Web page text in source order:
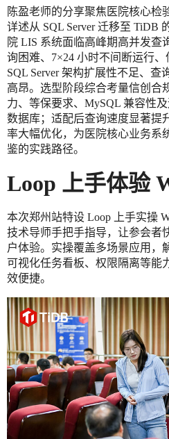
陈盈老师的分享聚焦医院核心检
详述从 SQL Server 迁移至 TiDB
院 LIS 系统面临高峰期高并发查
询困难、7×24 小时不间断运行
SQL Server 架构扩展性不足、
高昂。选型阶段综合考量信创合
力、等保要求、MySQL 兼容性
数据库；适配后查询速度显著提
率大幅优化，为医院核心业务系
鉴的实践路径。
Loop 上手体验
本次郑州站特设 Loop 上手实操
技术导师手把手指导，让参会者
户体验。实操覆盖多场景应用，
可视化任务看板、权限隔离等能
效便捷。